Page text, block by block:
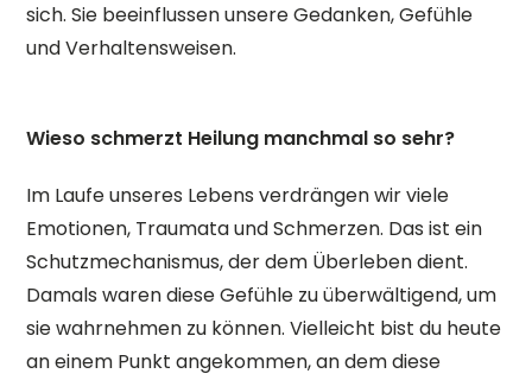
sich. Sie beeinflussen unsere Gedanken, Gefühle
und Verhaltensweisen.
Wieso schmerzt Heilung manchmal so sehr?
Im Laufe unseres Lebens verdrängen wir viele
Emotionen, Traumata und Schmerzen. Das ist ein
Schutzmechanismus, der dem Überleben dient.
Damals waren diese Gefühle zu überwältigend, um
sie wahrnehmen zu können. Vielleicht bist du heute
an einem Punkt angekommen, an dem diese